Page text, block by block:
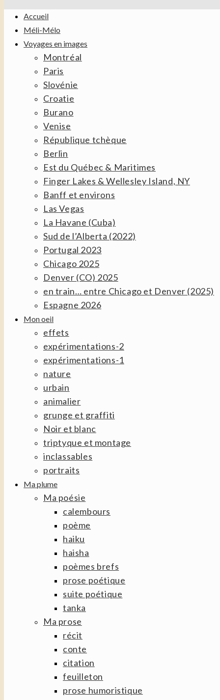
Accueil
Méli-Mélo
Voyages en images
Montréal
Paris
Slovénie
Croatie
Burano
Venise
République tchèque
Berlin
Est du Québec & Maritimes
Finger Lakes & Wellesley Island, NY
Banff et environs
Las Vegas
La Havane (Cuba)
Sud de l’Alberta (2022)
Portugal 2023
Chicago 2025
Denver (CO) 2025
en train… entre Chicago et Denver (2025)
Espagne 2026
Mon oeil
effets
expérimentations-2
expérimentations-1
nature
urbain
animalier
grunge et graffiti
Noir et blanc
triptyque et montage
inclassables
portraits
Ma plume
Ma poésie
calembours
poème
haiku
haisha
poèmes brefs
prose poétique
suite poétique
tanka
Ma prose
récit
conte
citation
feuilleton
prose humoristique